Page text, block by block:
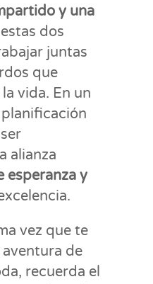
y una
dos
juntas
que
vida. En un
alianza
esperanza y
vez que te
de
recuerda el